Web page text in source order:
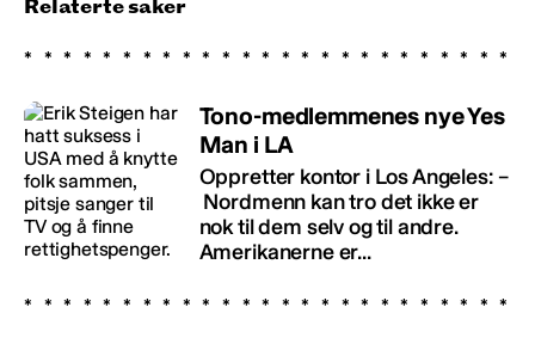
Relaterte saker
Tono-medlemmenes nye Yes
Man i LA
Oppretter kontor i Los Angeles: –
Nordmenn kan tro det ikke er
nok til dem selv og til andre.
Amerikanerne er...